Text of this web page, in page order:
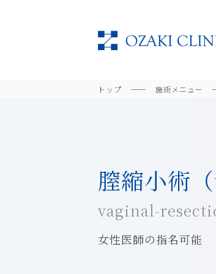
トップ 施術メニュー
膣縮小術（
vaginal-
女性医師の指名可能